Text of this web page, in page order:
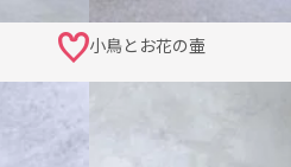
小鳥とお花の壷